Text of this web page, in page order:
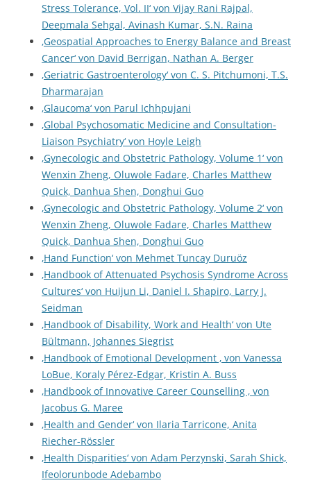
Stress Tolerance, Vol. II‘ von Vijay Rani Rajpal,
Deepmala Sehgal, Avinash Kumar, S.N. Raina
‚Geospatial Approaches to Energy Balance and Breast
Cancer‘ von David Berrigan, Nathan A. Berger
‚Geriatric Gastroenterology‘ von C. S. Pitchumoni, T.S.
Dharmarajan
‚Glaucoma‘ von Parul Ichhpujani
‚Global Psychosomatic Medicine and Consultation-
Liaison Psychiatry‘ von Hoyle Leigh
‚Gynecologic and Obstetric Pathology, Volume 1‘ von
Wenxin Zheng, Oluwole Fadare, Charles Matthew
Quick, Danhua Shen, Donghui Guo
‚Gynecologic and Obstetric Pathology, Volume 2‘ von
Wenxin Zheng, Oluwole Fadare, Charles Matthew
Quick, Danhua Shen, Donghui Guo
‚Hand Function‘ von Mehmet Tuncay Duruöz
‚Handbook of Attenuated Psychosis Syndrome Across
Cultures‘ von Huijun Li, Daniel I. Shapiro, Larry J.
Seidman
‚Handbook of Disability, Work and Health‘ von Ute
Bültmann, Johannes Siegrist
‚Handbook of Emotional Development ‚ von Vanessa
LoBue, Koraly Pérez-Edgar, Kristin A. Buss
‚Handbook of Innovative Career Counselling ‚ von
Jacobus G. Maree
‚Health and Gender‘ von Ilaria Tarricone, Anita
Riecher-Rössler
‚Health Disparities‘ von Adam Perzynski, Sarah Shick,
Ifeolorunbode Adebambo